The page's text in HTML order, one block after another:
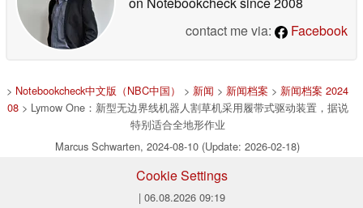
contact me via:
Facebook
> Notebookcheck中文版（NBC中国） > 新闻 > 新闻档案 > 新闻档案 2024
08> Lymow One：新型无边界线机器人割草机采用履带式驱动装置，据说
特别适合全地形作业
Marcus Schwarten, 2024-08-10 (Update: 2026-02-18)
Cookie Settings
| 06.08.2026 09:19